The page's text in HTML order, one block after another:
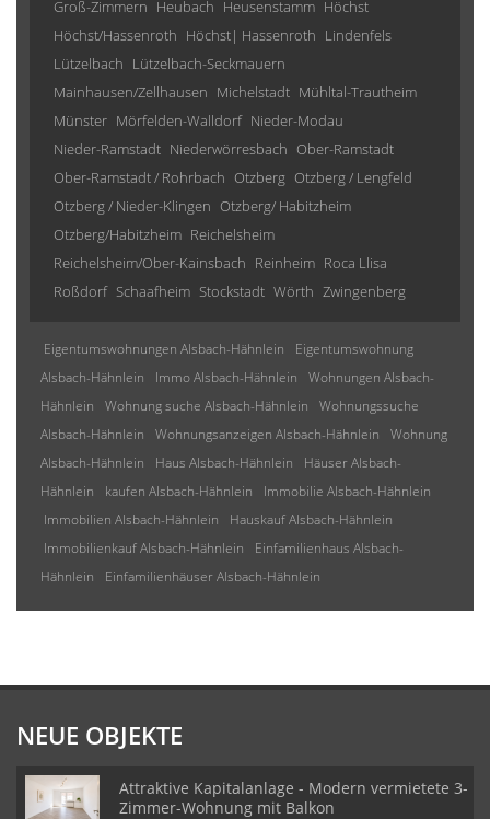
Groß-Zimmern Heubach Heusenstamm Höchst
Höchst/Hassenroth Höchst| Hassenroth Lindenfels
Lützelbach Lützelbach-Seckmauern
Mainhausen/Zellhausen Michelstadt Mühltal-Trautheim
Münster Mörfelden-Walldorf Nieder-Modau
Nieder-Ramstadt Niederwörresbach Ober-Ramstadt
Ober-Ramstadt / Rohrbach Otzberg Otzberg / Lengfeld
Otzberg / Nieder-Klingen Otzberg/ Habitzheim
Otzberg/Habitzheim Reichelsheim
Reichelsheim/Ober-Kainsbach Reinheim Roca Llisa
Roßdorf Schaafheim Stockstadt Wörth Zwingenberg
Eigentumswohnungen Alsbach-Hähnlein
Eigentumswohnung
Alsbach-Hähnlein
Immo Alsbach-Hähnlein
Wohnungen Alsbach-
Hähnlein
Wohnung suche Alsbach-Hähnlein
Wohnungssuche
Alsbach-Hähnlein
Wohnungsanzeigen Alsbach-Hähnlein
Wohnung
Alsbach-Hähnlein
Haus Alsbach-Hähnlein
Häuser Alsbach-
Hähnlein
kaufen Alsbach-Hähnlein
Immobilie Alsbach-Hähnlein
Immobilien Alsbach-Hähnlein
Hauskauf Alsbach-Hähnlein
Immobilienkauf Alsbach-Hähnlein
Einfamilienhaus Alsbach-
Hähnlein
Einfamilienhäuser Alsbach-Hähnlein
NEUE OBJEKTE
Attraktive Kapitalanlage - Modern vermietete 3-
Zimmer-Wohnung mit Balkon